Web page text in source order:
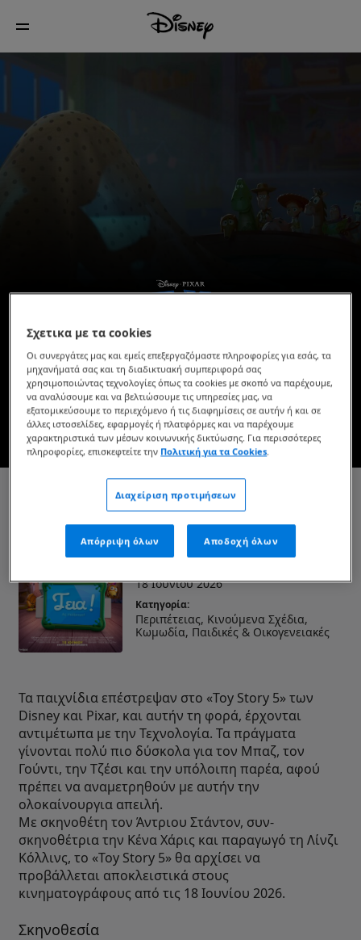
Στους κινηματογράφους
ΔΕΙΤΕ ΤΟ ΤΡΕΪΛΕΡ
Toy Story 5
1ώρα 42λεπτά
18 Ιουνίου 2026
Κατηγορία:
Περιπέτειας, Κινούμενα Σχέδια,
Κωμωδία, Παιδικές & Οικογενειακές
Τα παιχνίδια επέστρεψαν στο «Toy Story 5» των
Disney και Pixar, και αυτήν τη φορά, έρχονται
αντιμέτωπα με την Τεχνολογία. Τα πράγματα
γίνονται πολύ πιο δύσκολα για τον Μπαζ, τον
Γούντι, την Τζέσι και την υπόλοιπη παρέα, αφού
πρέπει να αναμετρηθούν με αυτήν την
ολοκαίνουργια απειλή.
Με σκηνοθέτη τον Άντριου Στάντον, συν-
σκηνοθέτρια την Κένα Χάρις και παραγωγό τη Λίνζι
Κόλλινς, το «Toy Story 5» θα αρχίσει να
προβάλλεται αποκλειστικά στους
κινηματογράφους από τις 18 Ιουνίου 2026.
Σκηνοθεσία
Σχετικα με τα cookies
Οι συνεργάτες μας και εμείς επεξεργαζόμαστε πληροφορίες για εσάς, τα
μηχανήματά σας και τη διαδικτυακή συμπεριφορά σας
χρησιμοποιώντας τεχνολογίες όπως τα cookies με σκοπό να παρέχουμε,
να αναλύσουμε και να βελτιώσουμε τις υπηρεσίες μας, να
εξατομικεύσουμε το περιεχόμενο ή τις διαφημίσεις σε αυτήν ή και σε
άλλες ιστοσελίδες, εφαρμογές ή πλατφόρμες και να παρέχουμε
χαρακτηριστικά των μέσων κοινωνικής δικτύωσης. Για περισσότερες
πληροφορίες, επισκεφτείτε την Πολιτική για τα Cookies.
Διαχείριση προτιμήσεων
Απόρριψη όλων Αποδοχή όλων